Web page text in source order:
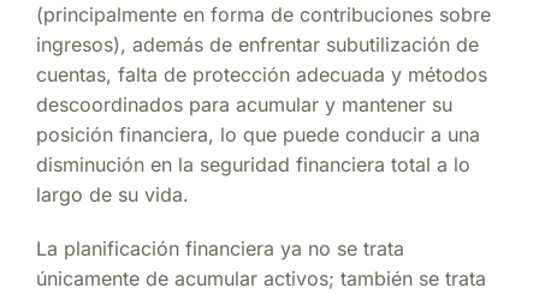
(principalmente en forma de contribuciones sobre
ingresos), además de enfrentar subutilización de
cuentas, falta de protección adecuada y métodos
descoordinados para acumular y mantener su
posición financiera, lo que puede conducir a una
disminución en la seguridad financiera total a lo
largo de su vida.
La planificación financiera ya no se trata
únicamente de acumular activos; también se trata